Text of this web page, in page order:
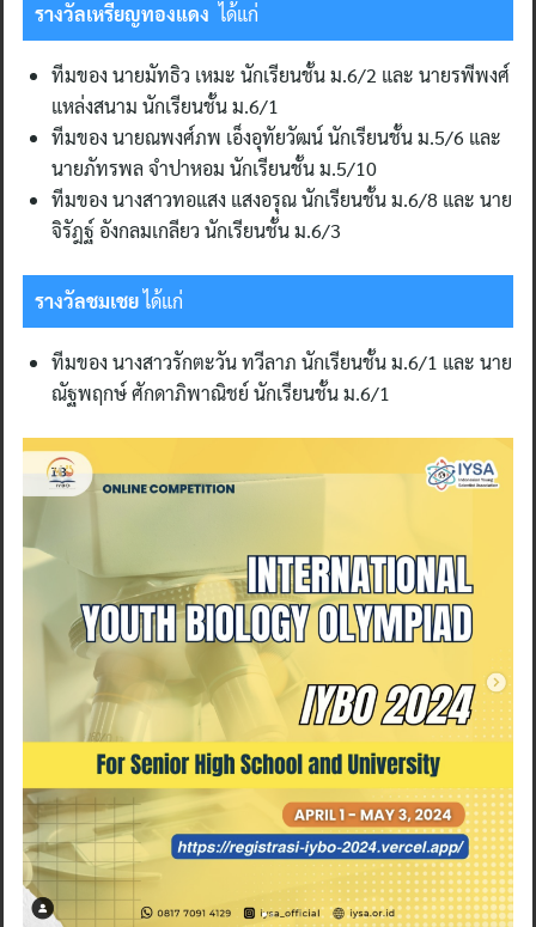
รางวัลเหรียญทองแดง ได้แก่
ทีมของ นายมัทธิว เหมะ นักเรียนชั้น ม.6/2 และ นายรพีพงศ์
แหล่งสนาม นักเรียนชั้น ม.6/1
ทีมของ นายณพงศ์ภพ เอ็งอุทัยวัฒน์ นักเรียนชั้น ม.5/6 และ
นายภัทรพล จำปาหอม นักเรียนชั้น ม.5/10
ทีมของ นางสาวทอแสง แสงอรุณ นักเรียนชั้น ม.6/8 และ นาย
จิรัฎฐ์ อังกลมเกลียว นักเรียนชั้น ม.6/3
รางวัลชมเชยได้แก่
ทีมของ นางสาวรักตะวัน ทวีลาภ นักเรียนชั้น ม.6/1 และ นาย
ณัฐพฤกษ์ ศักดาภิพาณิชย์ นักเรียนชั้น ม.6/1